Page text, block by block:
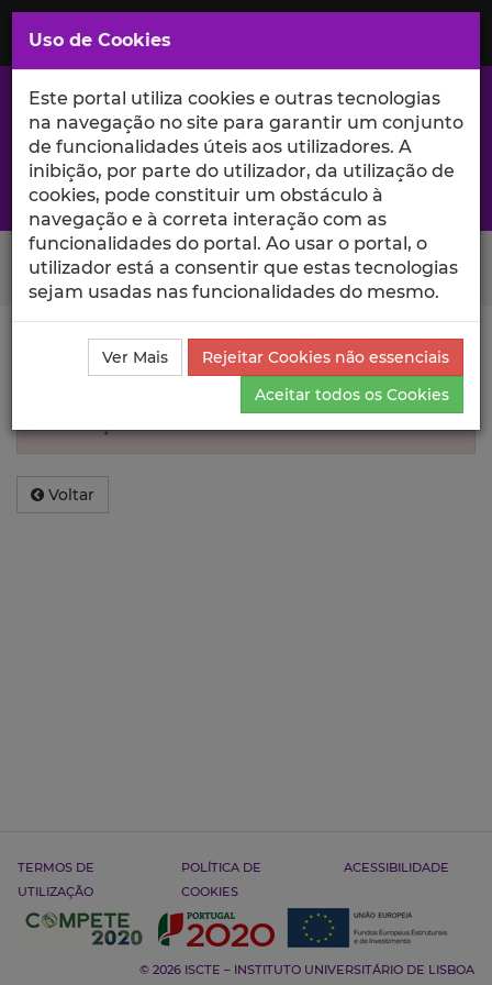
Saltar
para
Conteúdo
Principal
A excelência da investigação e ciência no Iscte
Search Button
Informação inválida
Não foi encontrada informação sobre essa
Voltar
TERMOS DE
UTILIZAÇÃO
POLÍTICA DE
COOKIES
ACESSIBILIDADE
© 2026 ISCTE – INSTITUTO UNIVERSITÁRIO DE LISBOA
Uso de Cookies
Este portal utiliza cookies e outras tecnologias
na navegação no site para garantir um conjunto
de funcionalidades úteis aos utilizadores. A
inibição, por parte do utilizador, da utilização de
cookies, pode constituir um obstáculo à
navegação e à correta interação com as
funcionalidades do portal. Ao usar o portal, o
utilizador está a consentir que estas tecnologias
sejam usadas nas funcionalidades do mesmo.
Ver Mais
Rejeitar Cookies não essenciais
Aceitar todos os Cookies